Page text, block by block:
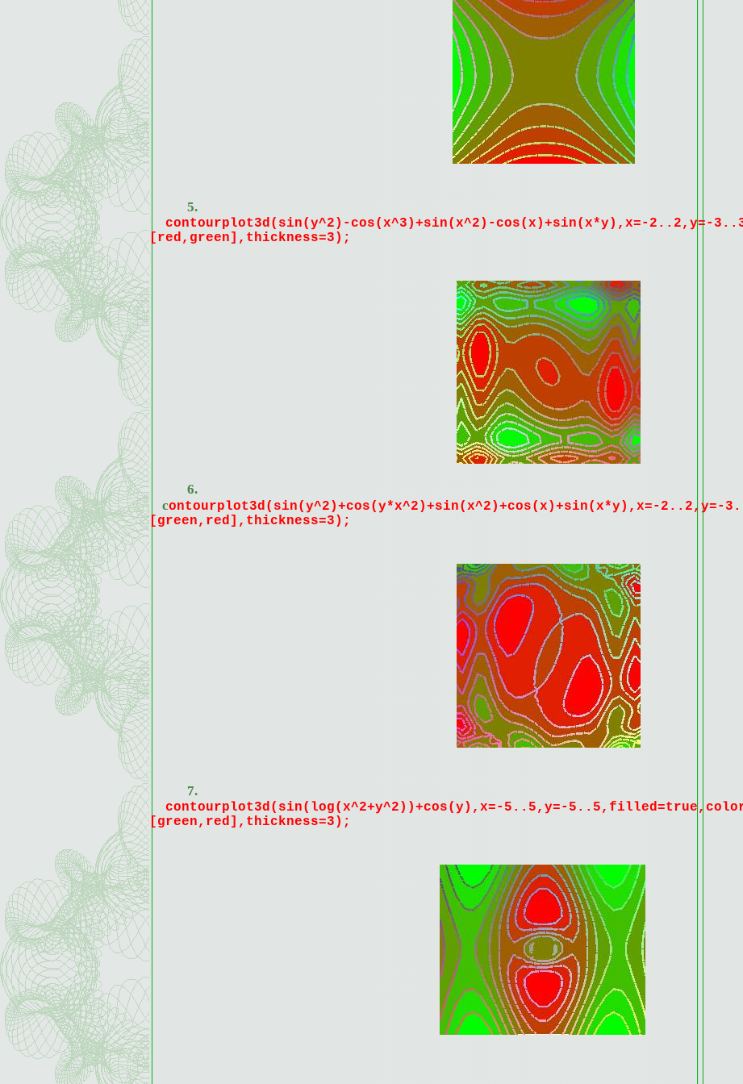
5.
contourplot3d(sin(y^2)-cos(x^3)+sin(x^2)-cos(x)+sin(x*y),x=-2..2,y=-
[red,green],thickness=3);
6.
contourplot3d(sin(y^2)+cos(y*x^2)+sin(x^2)+cos(x)+sin(x*y),x=-2..2,y=-3..3,filled=true,coloring=
[green,red],thickness=3);
7.
contourplot3d(sin(log(x^2+y^2))+cos(y),x=-5..5,y=-
[green,red],thickness=3);